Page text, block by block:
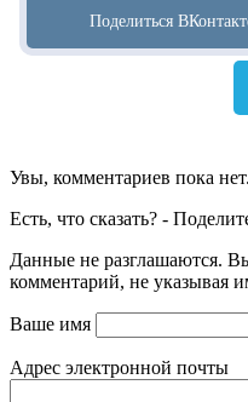
Увы, комментариев пока
Есть, что сказать? -
Данные не разглашаются.
комментарий, не указывая
Ваше имя
Адрес электронной почты